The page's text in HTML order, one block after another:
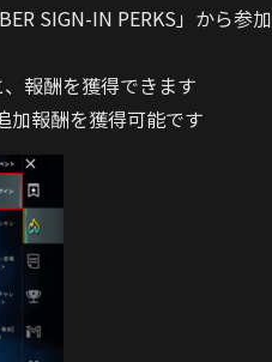
SIGN-IN PERKS」から参
報酬を獲得できます
加報酬を獲得可能です